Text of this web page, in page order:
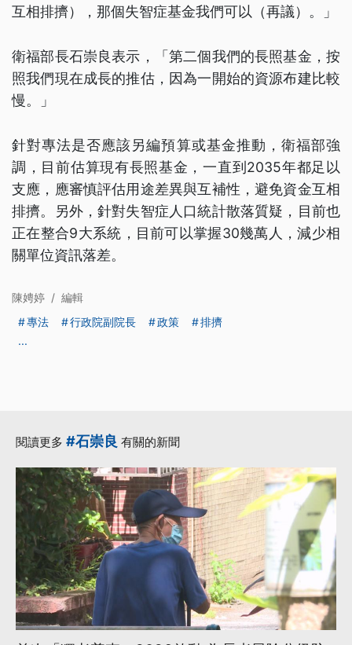
互相排擠），那個失智症基金我們可以（再議）。」
衛福部長石崇良表示，「第二個我們的長照基金，按
照我們現在成長的推估，因為一開始的資源布建比較
慢。」
針對專法是否應該另編預算或基金推動，衛福部強
調，目前估算現有長照基金，一直到2035年都足以
支應，應審慎評估用途差異與互補性，避免資金互相
排擠。另外，針對失智症人口統計散落質疑，目前也
正在整合9大系統，目前可以掌握30幾萬人，減少相
關單位資訊落差。
陳娉婷 / 編輯
專法
行政院副院長 政策
排擠
...
閱讀更多 #石崇良 有關的新聞